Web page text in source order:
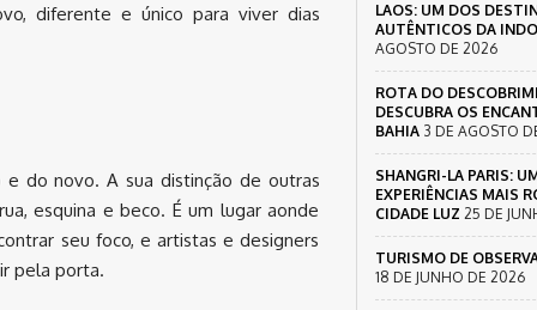
diferente e único para viver dias
do novo. A sua distinção de outras
esquina e beco. É um lugar aonde
seu foco, e artistas e designers
pela porta.
LAOS: UM DOS
AUTÊNTICOS DA
AGOSTO DE 2026
ROTA DO
DESCUBRA OS
BAHIA 3 DE AGOSTO
SHANGRI-LA PARIS:
EXPERIÊNCIAS MAIS
CIDADE LUZ 25 DE
TURISMO DE
18 DE JUNHO DE 2026